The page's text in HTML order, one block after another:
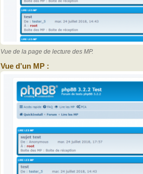
Vue de la page de lecture des MP.
Vue d’un MP :